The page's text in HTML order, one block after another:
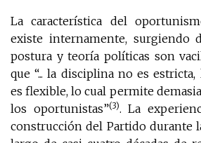
La característica del
existe internamente, surgiendo
postura y teoría políticas son
que “... la disciplina no es
es flexible, lo cual permite
los oportunistas”(3). La
construcción del Partido durante